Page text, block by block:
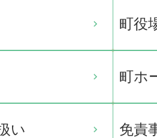
町役
町ホ
い 免責